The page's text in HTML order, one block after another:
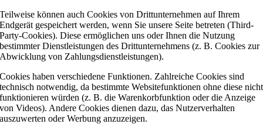
Teilweise können auch Cookies von Drittunternehmen auf Ihrem
Endgerät gespeichert werden, wenn Sie unsere Seite betreten (Third-
Party-Cookies). Diese ermöglichen uns oder Ihnen die Nutzung
bestimmter Dienstleistungen des Drittunternehmens (z. B. Cookies zur
Abwicklung von Zahlungsdienstleistungen).
Cookies haben verschiedene Funktionen. Zahlreiche Cookies sind
technisch notwendig, da bestimmte Websitefunktionen ohne diese nicht
funktionieren würden (z. B. die Warenkorbfunktion oder die Anzeige
von Videos). Andere Cookies dienen dazu, das Nutzerverhalten
auszuwerten oder Werbung anzuzeigen.